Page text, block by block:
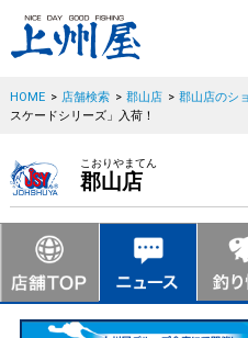
HOME > 店舗検索 > 郡山店 > 郡山店のシ
スケードシリーズ」入荷！
こおりやまてん
郡山店